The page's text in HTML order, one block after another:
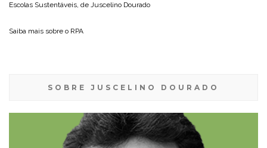
Escolas Sustentáveis, de Juscelino Dourado
Saiba mais sobre o RPA
SOBRE JUSCELINO DOURADO